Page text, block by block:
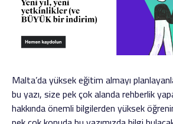
Malta’da yüksek eğitim almayı
bu yazı, size pek çok alanda rehberlik
hakkında önemli bilgilerden yüksek